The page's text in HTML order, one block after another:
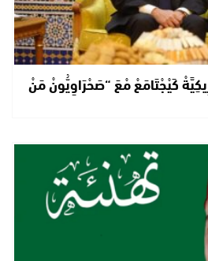
كَيْجْتَامَعْ مْعَ “صَحْرَاوِيُّونْ مَنْ